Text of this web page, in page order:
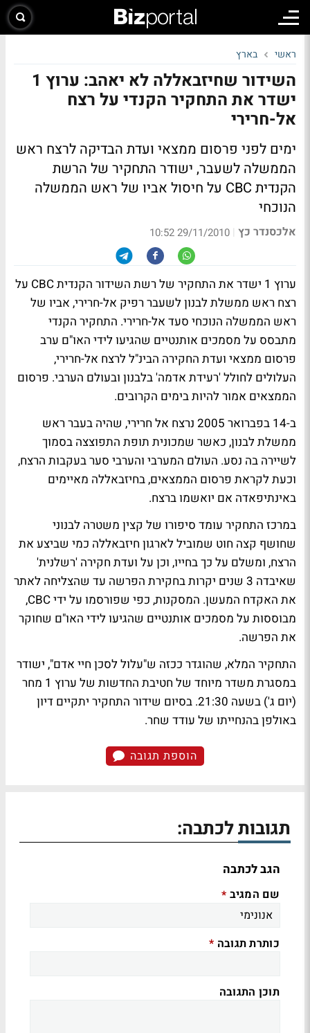
ראשי בארץ
השידור שחיזבאללה לא יאהב: ערוץ 1
ישדר את התחקיר הקנדי על רצח
אל-חרירי
ימים לפני פרסום ממצאי ועדת הבדיקה לרצח ראש
הממשלה לשעבר, ישודר התחקיר של הרשת
הקנדית CBC על חיסול אביו של ראש הממשלה
הנוכחי
אלכסנדר כץ |
29/11/2010 10:52
ערוץ 1 ישדר את התחקיר של רשת השידור הקנדית CBC על
רצח ראש ממשלת לבנון לשעבר רפיק אל-חרירי, אביו של
ראש הממשלה הנוכחי סעד אל-חרירי. התחקיר הקנדי
מתבסס על מסמכים אותנטיים שהגיעו לידי האו"ם ערב
פרסום ממצאי ועדת החקירה הבינ"ל לרצח אל-חרירי,
העלולים לחולל 'רעידת אדמה' בלבנון ובעולם הערבי. פרסום
הממצאים אמור להיות בימים הקרובים.
ב-14 בפברואר 2005 נרצח אל חרירי, שהיה בעבר ראש
ממשלת לבנון, כאשר שמכונית תופת התפוצצה בסמוך
לשיירה בה נסע. העולם המערבי והערבי סער בעקבות הרצח,
וכעת לקראת פרסום הממצאים, בחיזבאללה מאיימים
באינתיפאדה אם יואשמו ברצח.
במרכז התחקיר עומד סיפורו של קצין משטרה לבנוני
שחושף קצה חוט שמוביל לארגון חיזבאללה כמי שביצע את
הרצח, ומשלם על כך בחייו, וכן על ועדת חקירה 'רשלנית'
שאיבדה 3 שנים יקרות בחקירת הפרשה עד שהצליחה לאתר
את האקדח המעשן. המסקנות, כפי שפורסמו על ידי CBC,
מבוססות על מסמכים אותנטיים שהגיעו לידי האו"ם שחוקר
את הפרשה.
התחקיר המלא, שהוגדר ככזה ש"עלול לסכן חיי אדם", ישודר
במסגרת משדר מיוחד של חטיבת החדשות של ערוץ 1 מחר
(יום ג') בשעה 21:30. בסיום שידור התחקיר יתקיים דיון
באולפן בהנחייתו של עודד שחר.
הוספת תגובה
תגובות לכתבה:
הגב לכתבה
שם המגיב *
כותרת תגובה *
תוכן התגובה